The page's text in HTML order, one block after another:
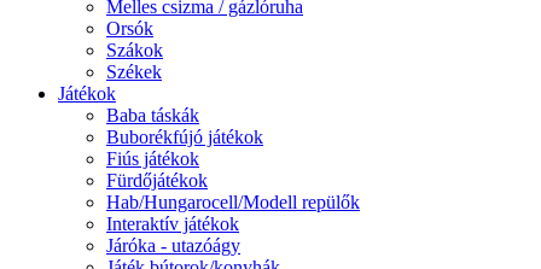
Melles csizma / gázlóruha
Orsók
Szákok
Székek
Játékok
Baba táskák
Buborékfújó játékok
Fiús játékok
Fürdőjátékok
Hab/Hungarocell/Modell repülők
Interaktív játékok
Járóka - utazóágy